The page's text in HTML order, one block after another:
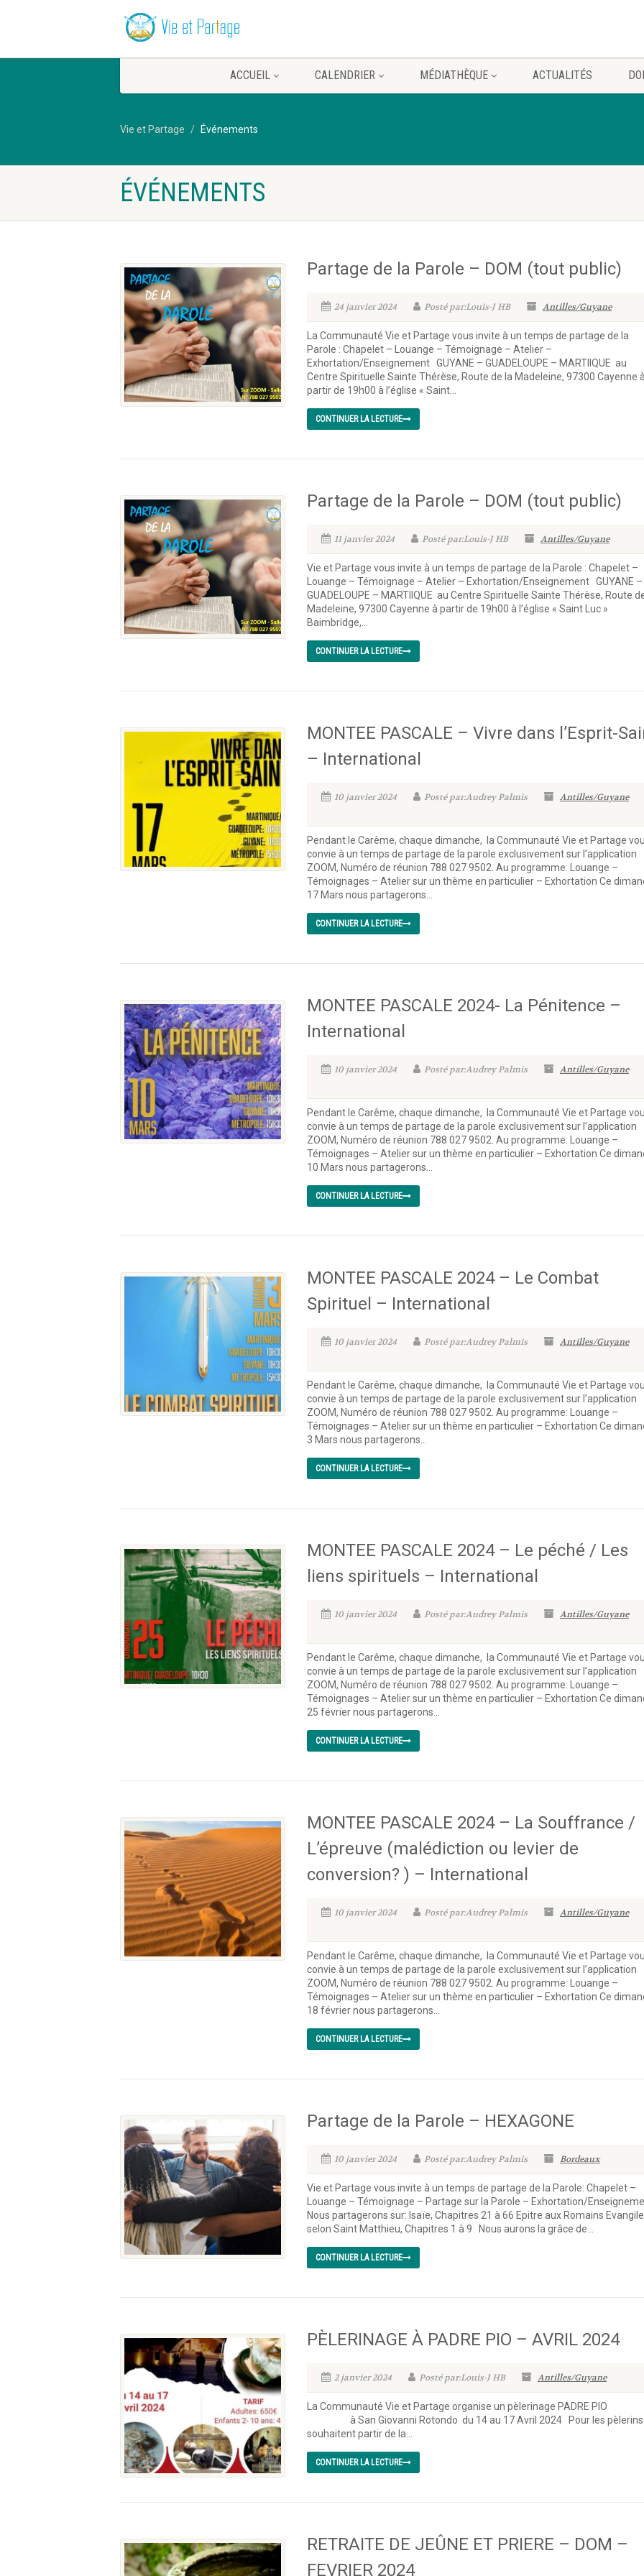
ACCUEIL CALENDRIER MÉDIATHÈQUE ACTUALITÉS
Vie et Partage Événements
ÉVÉNEMENTS
Partage de la Parole – DOM (tout public)
24 janvier 2024 Posté par:Louis-J HB Antilles/Guyane
La Communauté Vie et Partage vous invite à un temps de partage de la
Parole : Chapelet – Louange – Témoignage – Atelier –
Exhortation/Enseignement GUYANE – GUADELOUPE – MARTIIQUE au
Centre Spirituelle Sainte Thérèse, Route de la Madeleine, 97300 Cayenne à
partir de 19h00 à l’église « Saint...
CONTINUER LA LECTURE
Partage de la Parole – DOM (tout public)
11 janvier 2024 Posté par:Louis-J HB Antilles/Guyane
Vie et Partage vous invite à un temps de partage de la Parole : Chapelet –
Louange – Témoignage – Atelier – Exhortation/Enseignement GUYANE –
GUADELOUPE – MARTIIQUE au Centre Spirituelle Sainte Thérèse, Route
Madeleine, 97300 Cayenne à partir de 19h00 à l’église « Saint Luc »
Baimbridge,...
CONTINUER LA LECTURE
MONTEE PASCALE – Vivre dans l’Esprit-
– International
10 janvier 2024 Posté par:Audrey Palmis Antilles/Guyane
Pendant le Carême, chaque dimanche, la Communauté Vie et Partage
convie à un temps de partage de la parole exclusivement sur l’application
ZOOM, Numéro de réunion 788 027 9502. Au programme: Louange –
Témoignages – Atelier sur un thème en particulier – Exhortation Ce
17 Mars nous partagerons...
CONTINUER LA LECTURE
MONTEE PASCALE 2024- La Pénitence –
International
10 janvier 2024 Posté par:Audrey Palmis Antilles/Guyane
Pendant le Carême, chaque dimanche, la Communauté Vie et Partage
convie à un temps de partage de la parole exclusivement sur l’application
ZOOM, Numéro de réunion 788 027 9502. Au programme: Louange –
Témoignages – Atelier sur un thème en particulier – Exhortation Ce
10 Mars nous partagerons...
CONTINUER LA LECTURE
MONTEE PASCALE 2024 – Le Combat
Spirituel – International
10 janvier 2024 Posté par:Audrey Palmis Antilles/Guyane
Pendant le Carême, chaque dimanche, la Communauté Vie et Partage
convie à un temps de partage de la parole exclusivement sur l’application
ZOOM, Numéro de réunion 788 027 9502. Au programme: Louange –
Témoignages – Atelier sur un thème en particulier – Exhortation Ce
3 Mars nous partagerons...
CONTINUER LA LECTURE
MONTEE PASCALE 2024 – Le péché / Les
liens spirituels – International
10 janvier 2024 Posté par:Audrey Palmis Antilles/Guyane
Pendant le Carême, chaque dimanche, la Communauté Vie et Partage
convie à un temps de partage de la parole exclusivement sur l’application
ZOOM, Numéro de réunion 788 027 9502. Au programme: Louange –
Témoignages – Atelier sur un thème en particulier – Exhortation Ce
25 février nous partagerons...
CONTINUER LA LECTURE
MONTEE PASCALE 2024 – La Souffrance /
L’épreuve (malédiction ou levier de
conversion? ) – International
10 janvier 2024 Posté par:Audrey Palmis Antilles/Guyane
Pendant le Carême, chaque dimanche, la Communauté Vie et Partage
convie à un temps de partage de la parole exclusivement sur l’application
ZOOM, Numéro de réunion 788 027 9502. Au programme: Louange –
Témoignages – Atelier sur un thème en particulier – Exhortation Ce
18 février nous partagerons...
CONTINUER LA LECTURE
Partage de la Parole – HEXAGONE
10 janvier 2024 Posté par:Audrey Palmis Bordeaux
Vie et Partage vous invite à un temps de partage de la Parole: Chapelet –
Louange – Témoignage – Partage sur la Parole – Exhortation/
Nous partagerons sur: Isaïe, Chapitres 21 à 66 Epitre aux Romains Evangile
selon Saint Matthieu, Chapitres 1 à 9 Nous aurons la grâce de...
CONTINUER LA LECTURE
PÈLERINAGE À PADRE PIO – AVRIL 2024
2 janvier 2024 Posté par:Louis-J HB Antilles/Guyane
La Communauté Vie et Partage organise un pèlerinage PADRE
à San Giovanni Rotondo du 14 au 17 Avril 2024 Pour les pèlerins
souhaitent partir de la...
CONTINUER LA LECTURE
RETRAITE DE JEÛNE ET PRIERE – DOM –
FEVRIER 2024